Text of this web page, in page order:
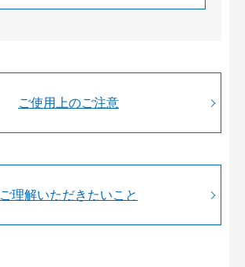
ご使用上のご注意
ご理解いただきたいこと